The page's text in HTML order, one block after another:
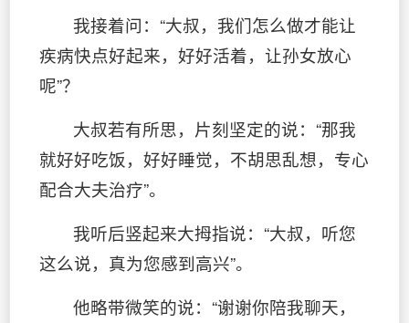
我接着问：“大叔，我们怎么做才能让
疾病快点好起来，好好活着，让孙女放心
呢”？
大叔若有所思，片刻坚定的说：“那我
就好好吃饭，好好睡觉，不胡思乱想，专心
配合大夫治疗”。
我听后竖起来大拇指说：“大叔，听您
这么说，真为您感到高兴”。
他略带微笑的说：“谢谢你陪我聊天，